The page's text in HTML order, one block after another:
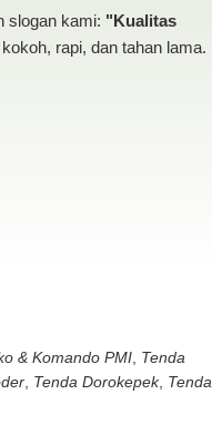
slogan kami: "Kualitas
rapi, dan tahan lama.
& Komando PMI, Tenda
, Tenda Dorokepek, Tenda